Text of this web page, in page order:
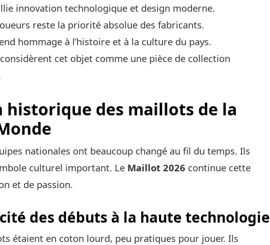
innovation technologique et design moderne.
reste la priorité absolue des fabricants.
hommage à l’histoire et à la culture du pays.
cet objet comme une pièce de collection
historique des maillots de la
nationales ont beaucoup changé au fil du temps. Ils
culturel important. Le Maillot 2026 continue cette
et de passion.
des débuts à la haute technologie
étaient en coton lourd, peu pratiques pour jouer. Ils